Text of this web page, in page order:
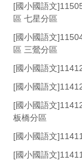
[國小國語文
區 七星分區
[國小國語文
區 三鶯分區
[國小國語文
[國小國語文
[國小國語文
板橋分區
[國小國語文
[國小國語文